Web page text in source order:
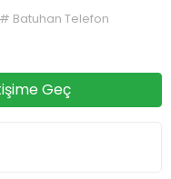
# Batuhan Telefon
Geç